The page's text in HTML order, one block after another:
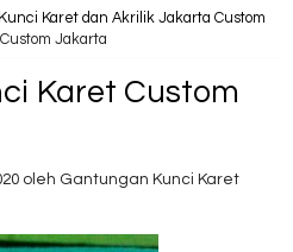
Karet dan Akrilik Jakarta Custom
Jakarta
Karet Custom
oleh Gantungan Kunci Karet